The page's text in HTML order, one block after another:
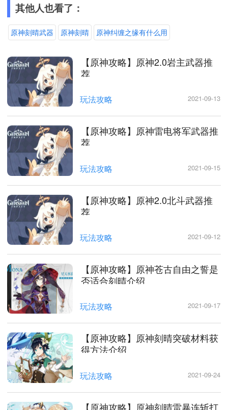
其他人也看了：
原神刻晴武器 原神刻晴 原神纠缠之缘有什么用
【原神攻略】原神2.0岩主武器推
荐
玩法攻略 2021-09-13
【原神攻略】原神雷电将军武器推
荐
玩法攻略 2021-09-15
【原神攻略】原神2.0北斗武器推
荐
玩法攻略 2021-09-12
【原神攻略】原神苍古自由之誓是
否适合刻晴介绍
玩法攻略 2021-09-17
【原神攻略】原神刻晴突破材料获
得方法介绍
玩法攻略 2021-09-24
【原神攻略】原神刻晴雷暴连斩打